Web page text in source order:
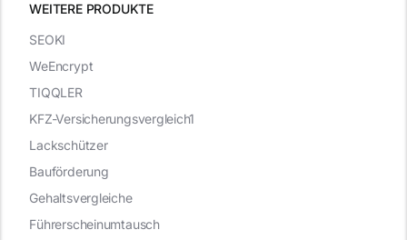
WEITERE PRODUKTE
SEOKI
WeEncrypt
TIQQLER
KFZ-Versicherungsvergleich1
Lackschützer
Bauförderung
Gehaltsvergleiche
Führerscheinumtausch